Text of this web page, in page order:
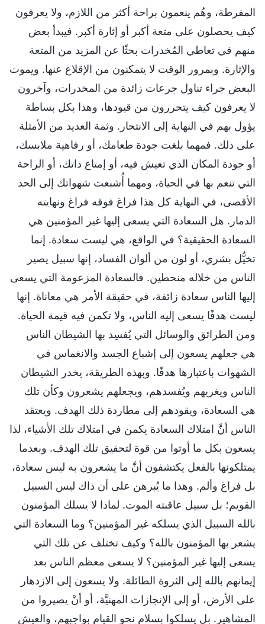
المفرطة، وهُم ينعمون براحة أكثر من اللازم، ولا يعرفون
كيف يحصلون على متعة أكبر أو إثارة أكبر. فيبدأ بعض
منهم في تعاطي المُخدرات بحثًا عن المزيد من المتعة
والإثارة. وبمرور الوقت لا يتمكنون من الإقلاع عنها. ويموت
البعض جراء تناول جرعات زائدة من المخدرات، وآخرون
لا يعرفون كيف يتحررون من قيودها، وهذا بكل بساطة
يؤول بهم في النهاية إلى الانتحار. وثمة العديد من الأمثلة
على ذلك. فمهما بلغت جودة طعامك، أو رفاهية ملابسك،
أو جودة المكان الذي تعيش فيه، أو إمتاع ذاتك، أو الراحة
التي تنعم بها في الحياة، ومهما أُشبعت شهواتك إلى الحد
الأقصى، في النهاية كل هذا فراغ فوقه فراغ ونهايته
الدمار. هل السعادة التي يسعى إليها غير المؤمنين هي
السعادة الحقيقية؟ في الواقع، هي ليست سعادة. إنما
تخيُّل بشري، أو لون من ألوان الفساد، إنها سبيل يصير
الناس من خلاله منحطين. فالسعادة المزعومة التي يسعى
إليها الناس سعادة زائفة، في حقيقة الأمر هي معاناة. إنها
ليست هدفًا يسعى إليه الناس، ولا تكمن فيه قيمة الحياة.
ومن الطرائق والوسائل التي يُفسِد بها الشيطان الناس
هي جعلهم يسعون إلى إشباع الجسد والانغماس في
الشهوات باعتبارها هدفًا. وبهذه الطريقة، يخدر الشيطان
الناس ويغريهم ويُفسدهم، ويجعلهم يشعرون وكأن تلك
هي السعادة، ويقودهم إلى مطاردة ذلك الهدف. ويعتقد
الناس أنَّ امتلاك السعادة يكمن في امتلاك تلك الأشياء، لذا
يسعون بكل ما أوتوا من قوة لتحقيق تلك الهدف. وبعدما
يمتلكونها بالفعل يكتشفون أنَّ ما يشعرون به ليس سعادة،
بل فراغ وألم. وهذا ما يُبرهن على أن ذاك ليس السبيل
القويم؛ بل سبيل عاقبته الموت. لماذا لا يسلك المؤمنون
بالله السبيل الذي يسلكه غير المؤمنين؟ وما السعادة التي
يشعر بها المؤمنون بالله؟ وكيف تختلف عن تلك التي
يسعى إليها غير المؤمنين؟ لا يسعى معظم الناس بعد
إيمانهم بالله إلى الثروة الطائلة. ولا يسعون إلى الازدهار
على الأرض، أو إلى الإنجازات المهنيَّة، أو أنْ يصيروا من
المشاهير. بل يسلكوا بسلام نحو القيام بواجبهم، والعيش